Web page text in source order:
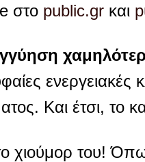
στο public.gr και
ενεργειακές
Και έτσι, το
χιούμορ του!